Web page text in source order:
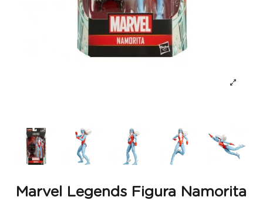
Marvel Legends Figura Namorita